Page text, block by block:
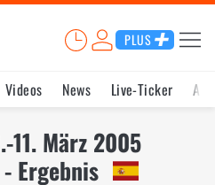
PLUS
Videos News Live-Ticker
11. März 2005
Ergebnis